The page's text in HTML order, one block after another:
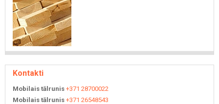
Kontakti
Mobilais tālrunis +371 28700022
Mobilais tālrunis +371 26548543